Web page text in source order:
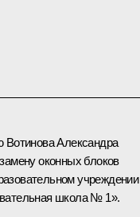
Вотинова Александра
оконных блоков
учреждении
школа № 1».